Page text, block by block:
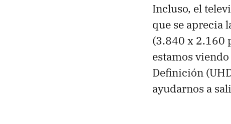
Incluso, el
que se aprecia
(3.840 x 2.160
estamos
Definición
ayudarnos a